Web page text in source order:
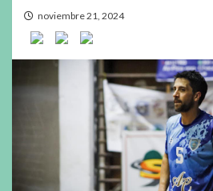
noviembre 21, 2024